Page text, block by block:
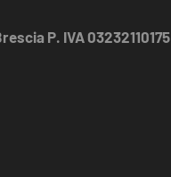
P. IVA 03232110175